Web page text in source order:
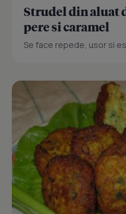
Strudel din aluat
pere si caramel
Se face repede, usor si